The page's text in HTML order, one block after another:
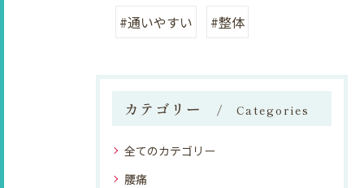
#通いやすい #整体
カテゴリー Categories
全てのカテゴリー
腰痛